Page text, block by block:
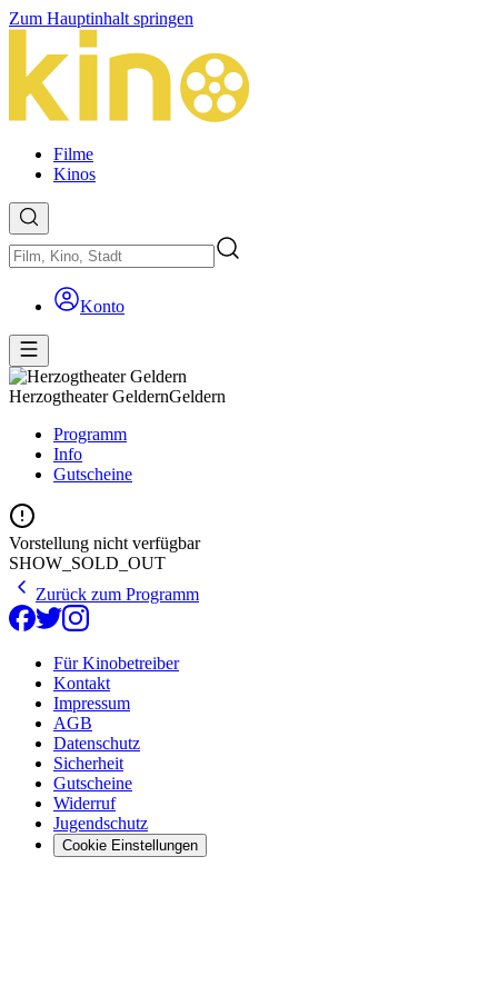
Zum Hauptinhalt springen
Filme
Kinos
Konto
Herzogtheater GeldernGeldern
Programm
Info
Gutscheine
Vorstellung nicht verfügbar
SHOW_SOLD_OUT
Zurück zum Programm
Für Kinobetreiber
Kontakt
Impressum
AGB
Datenschutz
Sicherheit
Gutscheine
Widerruf
Jugendschutz
Cookie Einstellungen